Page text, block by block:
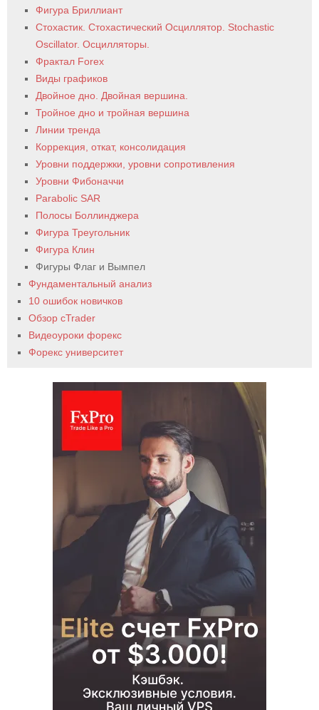
Фигура Бриллиант
Стохастик. Стохастический Осциллятор. Stochastic
Oscillator. Осцилляторы.
Фрактал Forex
Виды графиков
Двойное дно. Двойная вершина.
Тройное дно и тройная вершина
Линии тренда
Коррекция, откат, консолидация
Уровни поддержки, уровни сопротивления
Уровни Фибоначчи
Parabolic SAR
Полосы Боллинджера
Фигура Треугольник
Фигура Клин
Фигуры Флаг и Вымпел
Фундаментальный анализ
10 ошибок новичков
Обзор cTrader
Видеоуроки форекс
Форекс университет